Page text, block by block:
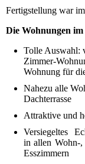
Fertigstellung war
Die Wohnungen
Tolle Auswahl:
Zimmer-
Wohnung für
Nahezu alle
Dachterrasse
Attraktive und
Versiegeltes
in allen Wohn-,
Esszimmern